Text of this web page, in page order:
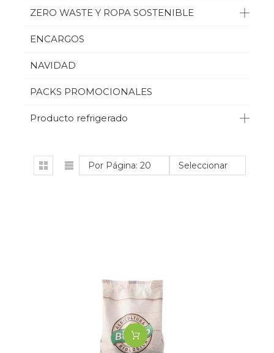
ZERO WASTE Y ROPA SOSTENIBLE
ENCARGOS
NAVIDAD
PACKS PROMOCIONALES
Producto refrigerado
Por Página: 20 Seleccionar